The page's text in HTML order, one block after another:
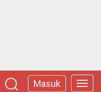
Masuk